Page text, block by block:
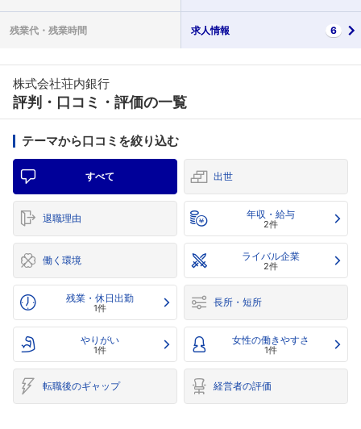
残業代・ 残業時間 求人情報 6
株式会社荘内銀行
評判・口コミ・評価の一覧
テーマから口コミを絞り込む
すべて 出世
退職理由 年収・給与
2件
働く環境 ライバル企業
2件
残業・休日出勤
1件 長所・短所
やりがい
1件
女性の働きやすさ
1件
転職後のギャップ 経営者の評価